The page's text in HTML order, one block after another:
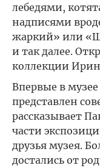
лебедями,
надписями
жаркий» или
и так далее.
коллекции
Впервые в
представлен
рассказывает
части
друзья музея.
достались от